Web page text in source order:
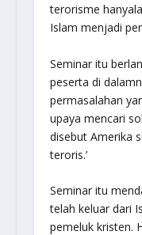
terorisme
Islam menjadi
Seminar itu
peserta di
permasalahan
upaya mencari
disebut Amerika
teroris.’
Seminar itu
telah keluar dari
pemeluk kristen.